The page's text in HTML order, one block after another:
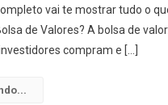
vai te mostrar tudo o
de Valores? A bolsa de
compram e […]